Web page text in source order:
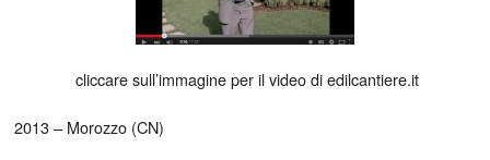
cliccare sull’immagine per il video di edilcantiere.it
2013 – Morozzo (CN)